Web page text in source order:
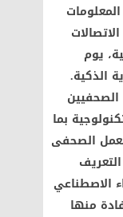
يوم
الذكية.
بما
الصحفى
الاصطناعي
منها